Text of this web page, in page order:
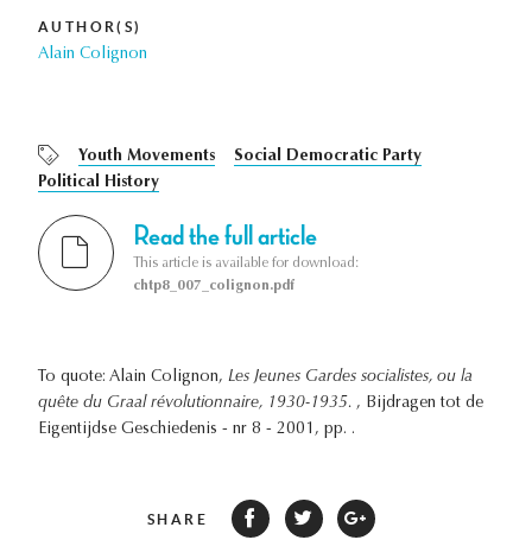
AUTHOR(S)
Alain Colignon
Youth Movements
Social Democratic Party
Political History
Read the full article
This article is available for download:
chtp8_007_colignon.pdf
To quote: Alain Colignon, Les Jeunes Gardes socialistes, ou la
quête du Graal révolutionnaire, 1930-1935. , Bijdragen tot de
Eigentijdse Geschiedenis - nr 8 - 2001, pp. .
SHARE